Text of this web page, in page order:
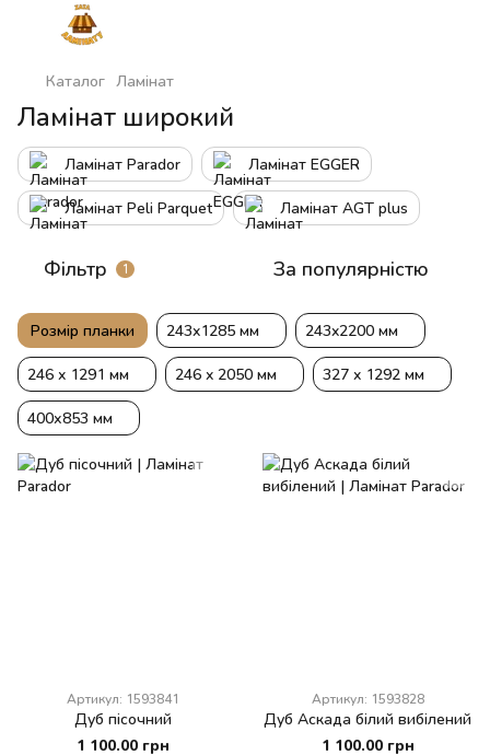
Каталог Ламінат
Ламінат широкий
Ламінат Parador Ламінат EGGER
Ламінат Peli Parquet Ламінат AGT plus
Фільтр 1 За популярністю
Розмір планки 243x1285 мм 243x2200 мм
246 x 1291 мм 246 x 2050 мм 327 x 1292 мм
400х853 мм
Артикул: 1593841
Дуб пісочний
1 100.00 грн
Артикул: 1593828
Дуб Аскада білий вибілений
1 100.00 грн